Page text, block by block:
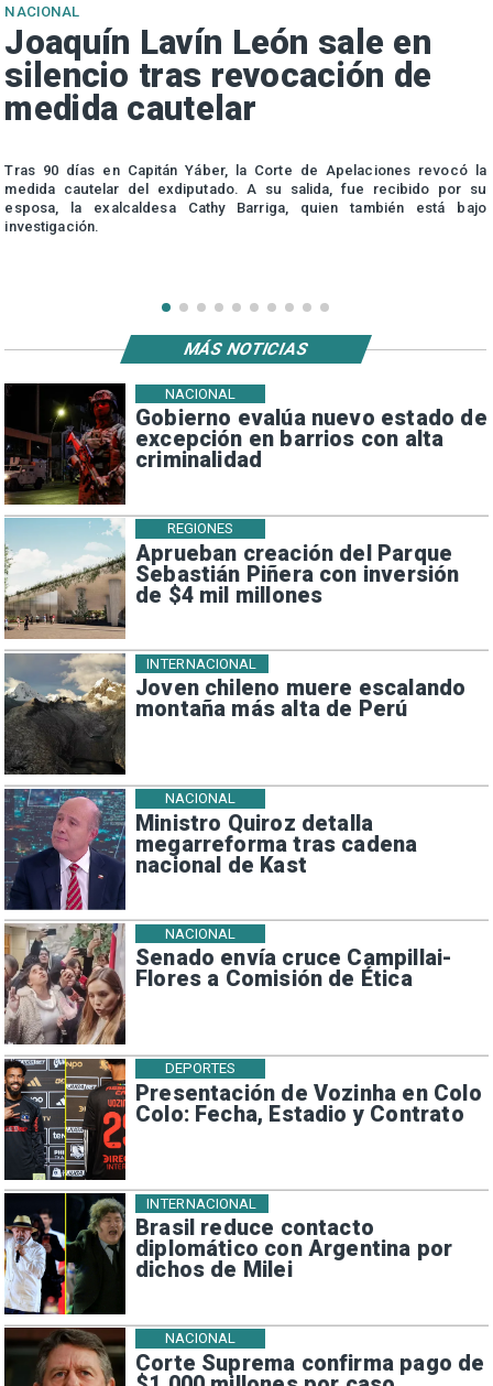
NACIONAL
Joaquín Lavín León sale en
silencio tras revocación de
medida cautelar
Tras 90 días en Capitán Yáber, la Corte de Apelaciones revocó la
medida cautelar del exdiputado. A su salida, fue recibido por su
esposa, la exalcaldesa Cathy Barriga, quien también está bajo
investigación.
Gobierno evalúa nuevo estado de
excepción en barrios con alta
criminalidad
NACIONAL
Aprueban creación del Parque
Sebastián Piñera con inversión
de $4 mil millones
REGIONES
Joven chileno muere escalando
montaña más alta de Perú
INTERNACIONAL
Ministro Quiroz detalla
megarreforma tras cadena
nacional de Kast
NACIONAL
Senado envía cruce Campillai-
Flores a Comisión de Ética
NACIONAL
Presentación de Vozinha en Colo
Colo: Fecha, Estadio y Contrato
DEPORTES
Brasil reduce contacto
diplomático con Argentina por
dichos de Milei
INTERNACIONAL
Corte Suprema confirma pago de
NACIONAL
MÁS NOTICIAS